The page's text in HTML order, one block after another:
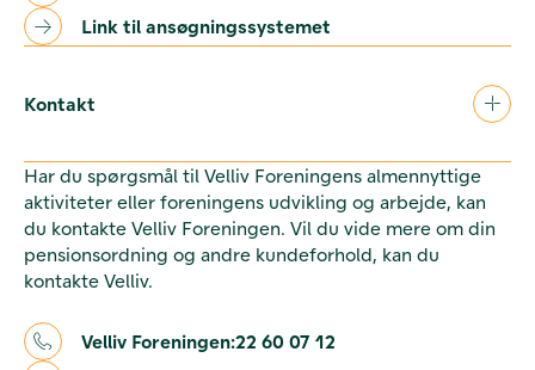
Link til ansøgningssystemet
Kontakt
Har du spørgsmål til Velliv Foreningens almennyttige
aktiviteter eller foreningens udvikling og arbejde, kan
du kontakte Velliv Foreningen. Vil du vide mere om din
pensionsordning og andre kundeforhold, kan du
kontakte Velliv.
Velliv Foreningen:22 60 07 12